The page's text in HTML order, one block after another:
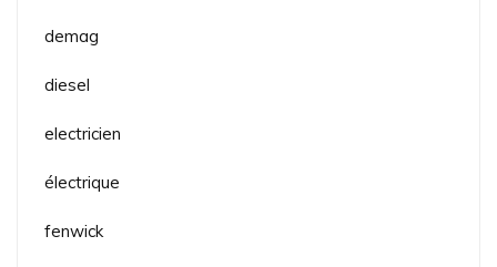
demag
diesel
electricien
électrique
fenwick